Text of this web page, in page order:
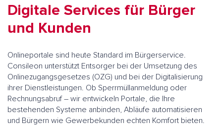
Digitale Services für Bürger
und Kunden
Onlineportale sind heute Standard im Bürgerservice.
Consileon unterstützt Entsorger bei der Umsetzung des
Onlinezugangsgesetzes (OZG) und bei der Digitalisierung
ihrer Dienstleistungen. Ob Sperrmüllanmeldung oder
Rechnungsabruf – wir entwickeln Portale, die Ihre
bestehenden Systeme anbinden, Abläufe automatisieren
und Bürgern wie Gewerbekunden echten Komfort bieten.